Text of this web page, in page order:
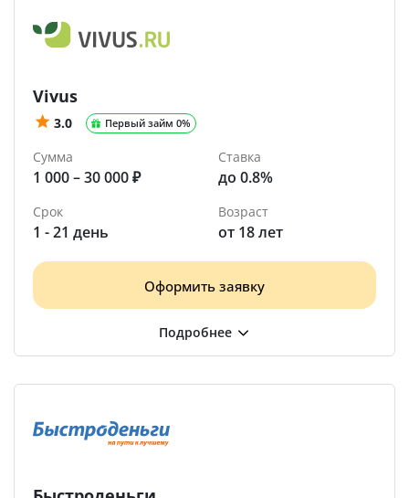
Vivus
3.0 Первый займ 0%
Сумма
1 000 – 30 000 ₽
Ставка
до 0.8%
Срок
1 - 21 день
Возраст
от 18 лет
Оформить заявку